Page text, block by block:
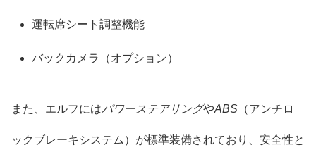
運転席シート調整機能
バックカメラ（オプション）
また、エルフにはパワーステアリングやABS （アンチロ
ックブレーキシステム）が標準装備されており、安全性と